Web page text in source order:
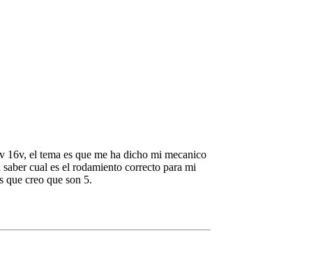
el tema es que me ha dicho mi mecanico
cual es el rodamiento correcto para mi
creo que son 5.